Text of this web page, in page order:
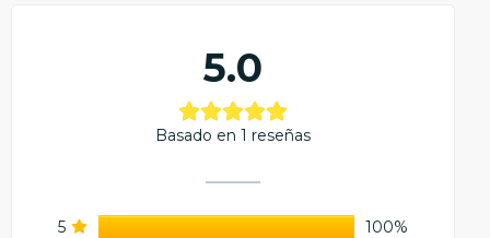
5.0
Basado en 1 reseñas
5
100%